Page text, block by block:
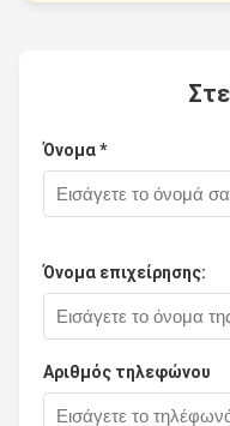
Όνομα *
Όνομα επιχείρησης:
Αριθμός τηλεφώνου